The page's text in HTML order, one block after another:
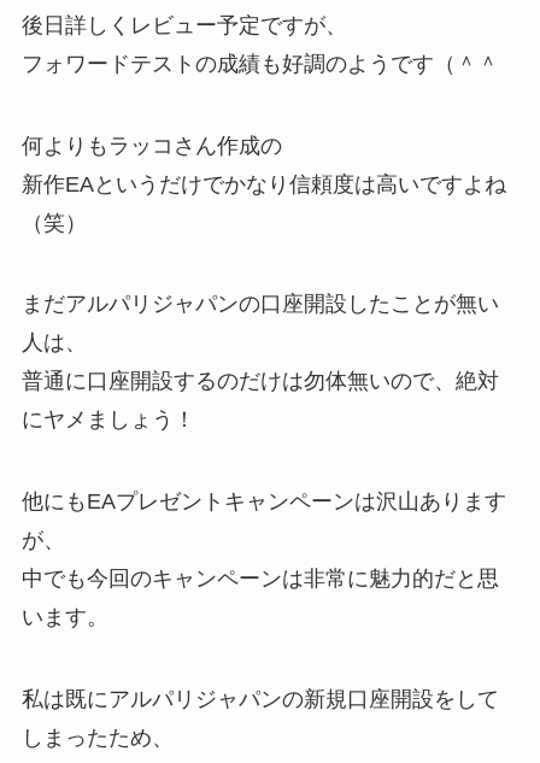
後日詳しくレビュー予定ですが、
フォワードテストの成績も好調のようです（＾＾
何よりもラッコさん作成の
新作EAというだけでかなり信頼度は高いですよね
（笑）
まだアルパリジャパンの口座開設したことが無い
人は、
普通に口座開設するのだけは勿体無いので、絶対
にヤメましょう！
他にもEAプレゼントキャンペーンは沢山あります
が、
中でも今回のキャンペーンは非常に魅力的だと思
います。
私は既にアルパリジャパンの新規口座開設をして
しまったため、